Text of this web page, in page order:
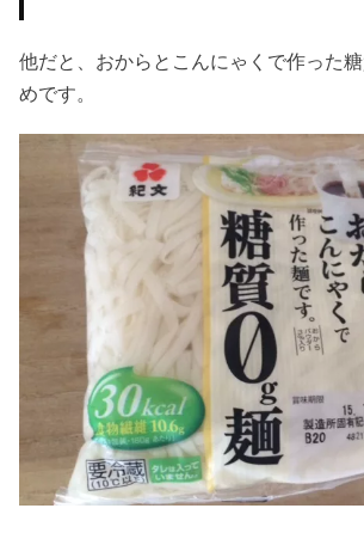
他だと、おからとこんにゃくで作った
めです。